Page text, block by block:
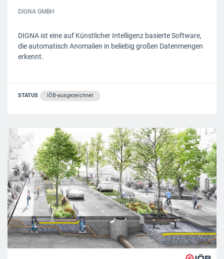
DIGNA GMBH
DIGNA ist eine auf Künstlicher Intelligenz basierte Software,
die automatisch Anomalien in beliebig großen Datenmengen
erkennt.
STATUS IÖB-ausgezeichnet